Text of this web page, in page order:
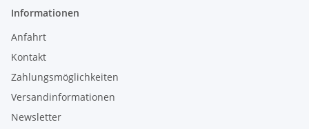
Informationen
Anfahrt
Kontakt
Zahlungsmöglichkeiten
Versandinformationen
Newsletter